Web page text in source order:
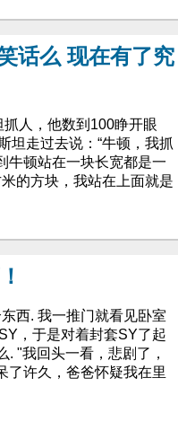
话么 现在有了究
人，他数到100睁开眼
坦走过去说：“牛顿，我抓
牛顿站在一块长宽都是一
的方块，我站在上面就是
西. 我一推门就看见卧室
，于是对着封套SY了起
"我回头一看，悲剧了，
了许久，爸爸怀疑我在里